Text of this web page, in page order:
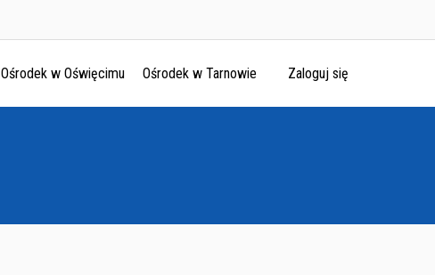
Ośrodek w Oświęcimu Ośrodek w Tarnowie Zaloguj się